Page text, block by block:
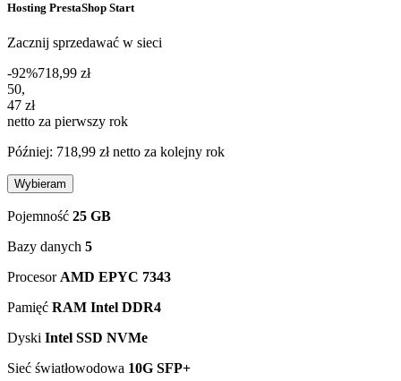
Hosting PrestaShop Start
Zacznij sprzedawać w sieci
-92%718,99 zł
50,47 zł netto za pierwszy rok
50,
47 zł
netto za pierwszy rok
Później: 718,99 zł netto za kolejny rok
Wybieram
Pojemność 25 GB
Bazy danych 5
Procesor AMD EPYC 7343
Pamięć RAM Intel DDR4
Dyski Intel SSD NVMe
Sieć światłowodowa 10G SFP+